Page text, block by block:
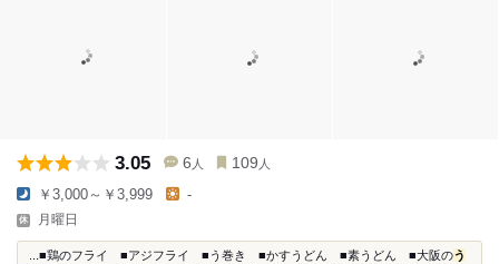
3.05 6 人 109 人
￥3,000～￥3,999 -
月曜日
...■鶏のフライ ■アジフライ ■う巻き ■かすうどん ■素うどん ■大阪のう